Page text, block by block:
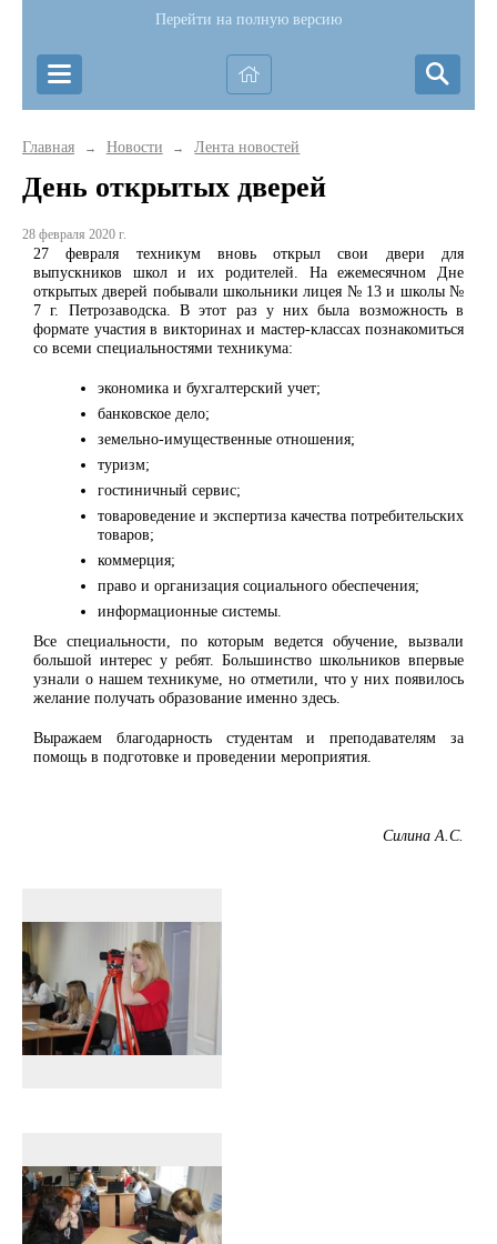
Перейти на полную версию
Главная → Новости → Лента новостей
День открытых дверей
28 февраля 2020 г.
27 февраля техникум вновь открыл свои двери для
выпускников школ и их родителей. На ежемесячном Дне
открытых дверей побывали школьники лицея № 13 и школы №
7 г. Петрозаводска. В этот раз у них была возможность в
формате участия в викторинах и мастер-классах познакомиться
со всеми специальностями техникума:
экономика и бухгалтерский учет;
банковское дело;
земельно-имущественные отношения;
туризм;
гостиничный сервис;
товароведение и экспертиза качества потребительских
товаров;
коммерция;
право и организация социального обеспечения;
информационные системы.
Все специальности, по которым ведется обучение, вызвали
большой интерес у ребят. Большинство школьников впервые
узнали о нашем техникуме, но отметили, что у них появилось
желание получать образование именно здесь.
Выражаем благодарность студентам и преподавателям за
помощь в подготовке и проведении мероприятия.
Силина А.С.